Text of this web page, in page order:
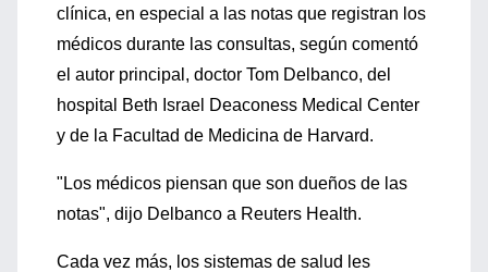
clínica, en especial a las notas que registran los
médicos durante las consultas, según comentó
el autor principal, doctor Tom Delbanco, del
hospital Beth Israel Deaconess Medical Center
y de la Facultad de Medicina de Harvard.
"Los médicos piensan que son dueños de las
notas", dijo Delbanco a Reuters Health.
Cada vez más, los sistemas de salud les